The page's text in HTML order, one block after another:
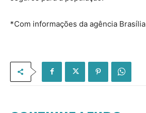
*Com informações da agência Brasília